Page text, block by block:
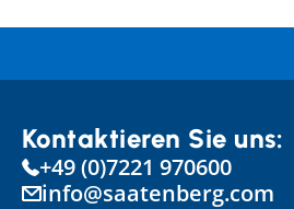
Kontaktieren Sie uns:
+49 (0)7221 970600
info@saatenberg.com